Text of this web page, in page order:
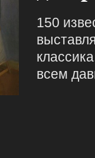
150
всем